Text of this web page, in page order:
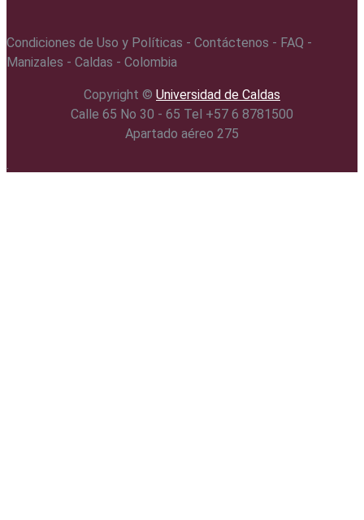
Condiciones de Uso y Políticas - Contáctenos - FAQ -
Manizales - Caldas - Colombia
Copyright ©️ Universidad de Caldas
Calle 65 No 30 - 65 Tel +57 6 8781500
Apartado aéreo 275
.